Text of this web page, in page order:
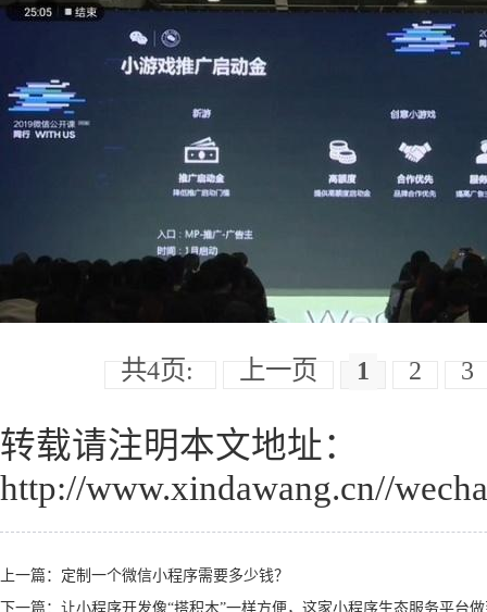
共4页: 上一页 1 2 3
转载请注明本文地址：
http://www.xindawang.cn//
上一篇： 定制一个微信小程序需要多少钱？
下一篇： 让小程序开发像“搭积木”一样方便，这家小程序生态服务平台